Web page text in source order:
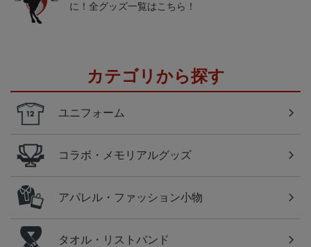
に！全グッズ一覧はこちら！
カテゴリから探す
ユニフォーム
コラボ・メモリアルグッズ
アパレル・ファッション小物
タオル・リストバンド